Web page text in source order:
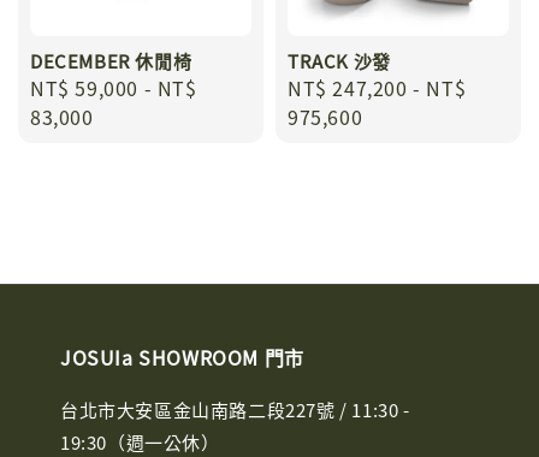
DECEMBER 休閒椅
Regular
price
NT$ 59,000 - NT$
83,000
TRACK 沙發
Regular
price
NT$ 247,200 - NT$
975,600
JOSUIa SHOWROOM 門市
台北市大安區金山南路二段227號 / 11:30 -
19:30（週一公休）